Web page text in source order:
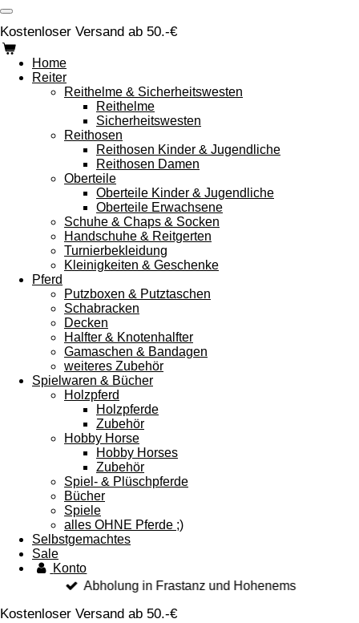
Zum
Hauptinhalt
springen
Kostenloser Versand ab 50.-€
Home
Reiter
Reithelme & Sicherheitswesten
Reithelme
Sicherheitswesten
Reithosen
Reithosen Kinder & Jugendliche
Reithosen Damen
Oberteile
Oberteile Kinder & Jugendliche
Oberteile Erwachsene
Schuhe & Chaps & Socken
Handschuhe & Reitgerten
Turnierbekleidung
Kleinigkeiten & Geschenke
Pferd
Putzboxen & Putztaschen
Schabracken
Decken
Halfter & Knotenhalfter
Gamaschen & Bandagen
weiteres Zubehör
Spielwaren & Bücher
Holzpferd
Holzpferde
Zubehör
Hobby Horse
Hobby Horses
Zubehör
Spiel- & Plüschpferde
Bücher
Spiele
alles OHNE Pferde ;)
Selbstgemachtes
Sale
Konto
Abholung in Frastanz und Hohenems
Kostenloser Versand ab 50.-€